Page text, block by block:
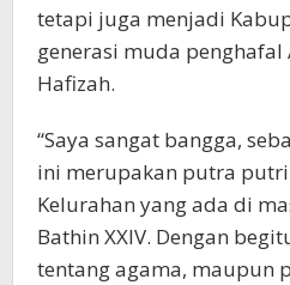
tetapi juga menjadi
generasi muda penghafal
Hafizah.
“Saya sangat bangga,
ini merupakan putra
Kelurahan yang ada di
Bathin XXIV. Dengan
tentang agama, maupun